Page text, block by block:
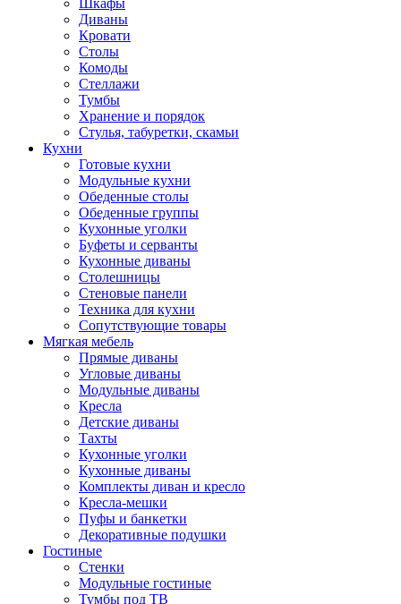
Шкафы
Диваны
Кровати
Столы
Комоды
Стеллажи
Тумбы
Хранение и порядок
Стулья, табуретки, скамьи
Кухни
Готовые кухни
Модульные кухни
Обеденные столы
Обеденные группы
Кухонные уголки
Буфеты и серванты
Кухонные диваны
Столешницы
Стеновые панели
Техника для кухни
Сопутствующие товары
Мягкая мебель
Прямые диваны
Угловые диваны
Модульные диваны
Кресла
Детские диваны
Тахты
Кухонные уголки
Кухонные диваны
Комплекты диван и кресло
Кресла-мешки
Пуфы и банкетки
Декоративные подушки
Гостиные
Стенки
Модульные гостиные
Тумбы под ТВ